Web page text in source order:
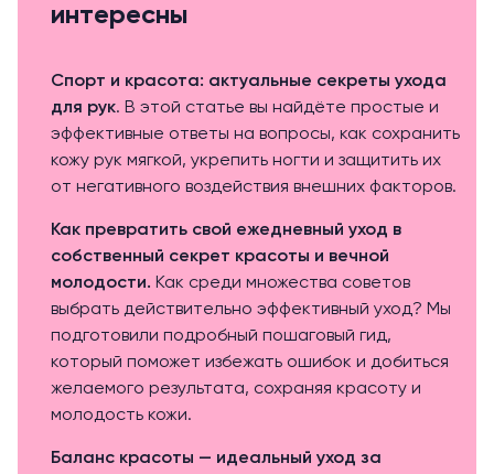
интересны
Спорт и красота: актуальные секреты ухода
для рук. В этой статье вы найдёте простые и
эффективные ответы на вопросы, как сохранить
кожу рук мягкой, укрепить ногти и защитить их
от негативного воздействия внешних факторов.
Как превратить свой ежедневный уход в
собственный секрет красоты и вечной
молодости. Как среди множества советов
выбрать действительно эффективный уход? Мы
подготовили подробный пошаговый гид,
который поможет избежать ошибок и добиться
желаемого результата, сохраняя красоту и
молодость кожи.
Баланс красоты — идеальный уход за